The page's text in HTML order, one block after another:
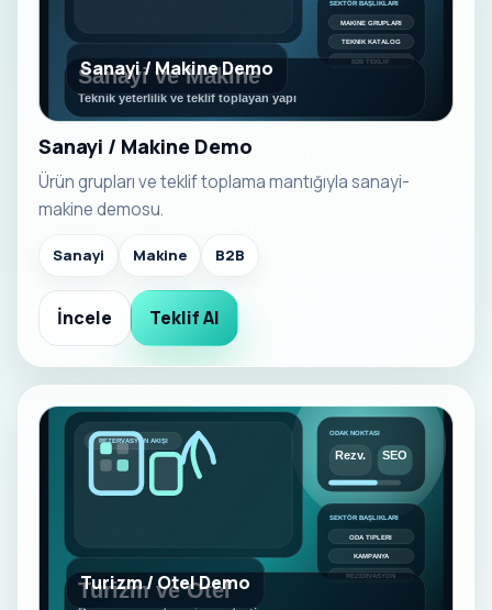
Sanayi / Makine Demo
Sanayi / Makine Demo
Ürün grupları ve teklif toplama mantığıyla sanayi-
makine demosu.
Sanayi Makine B2B
İncele Teklif Al
Turizm / Otel Demo